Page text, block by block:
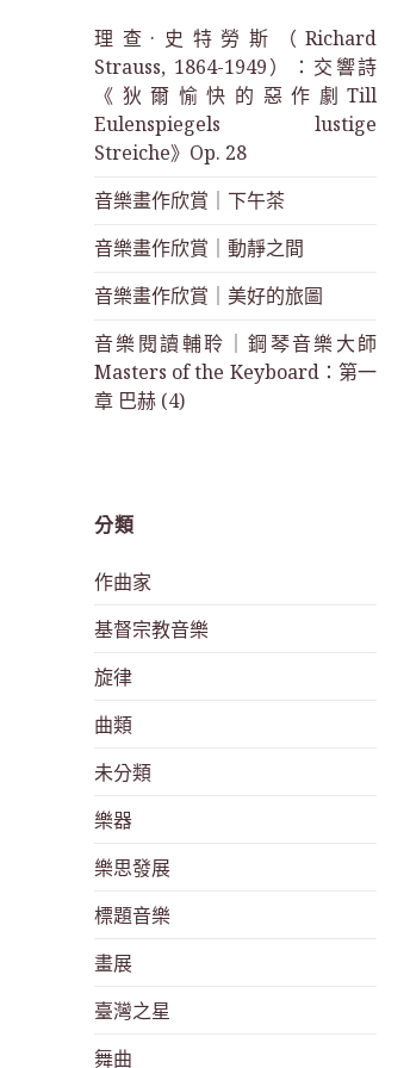
理查·史特勞斯（Richard
Strauss, 1864-1949）：交響詩
《狄爾愉快的惡作劇Till
Eulenspiegels lustige
Streiche》Op. 28
音樂畫作欣賞｜下午茶
音樂畫作欣賞｜動靜之間
音樂畫作欣賞｜美好的旅圖
音樂閱讀輔聆｜鋼琴音樂大師
Masters of the Keyboard：第一
章 巴赫 (4)
分類
作曲家
基督宗教音樂
旋律
曲類
未分類
樂器
樂思發展
標題音樂
畫展
臺灣之星
舞曲